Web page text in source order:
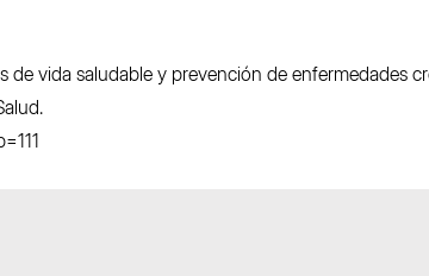
de vida saludable y prevención de enfermedades